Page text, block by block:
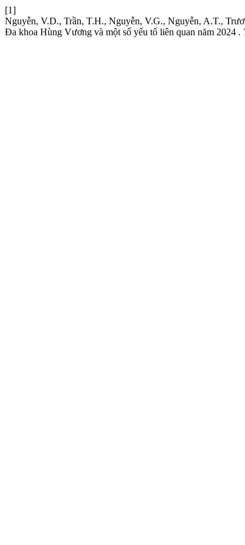
[1]
Nguyễn, V.D., Trần, T.H., Nguyễn, V.G., Nguyễn, A.T.,
Đa khoa Hùng Vương và một số yếu tố liên quan năm 2024 .